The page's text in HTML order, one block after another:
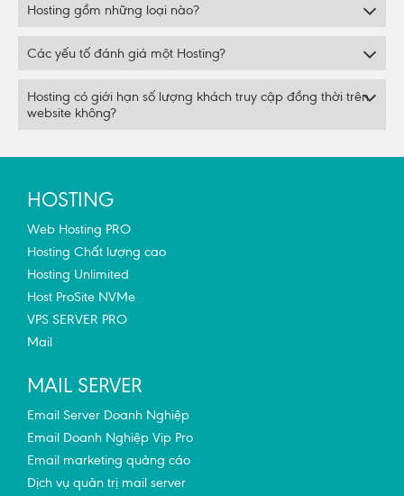
Hosting gồm những loại nào?
Các yếu tố đánh giá một Hosting?
Hosting có giới hạn số lượng khách truy cập đồng thời trên
website không?
HOSTING
Web Hosting PRO
Hosting Chất lượng cao
Hosting Unlimited
Host ProSite NVMe
VPS SERVER PRO
Mail
MAIL SERVER
Email Server Doanh Nghiệp
Email Doanh Nghiệp Vip Pro
Email marketing quảng cáo
Dịch vụ quản trị mail server